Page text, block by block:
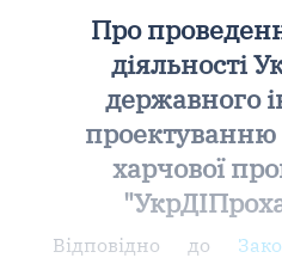
Про
діяльності
державного
харчової
Відповідно до